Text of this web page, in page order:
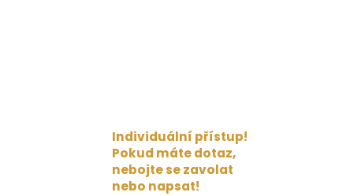
Individuální přístup!
Pokud máte dotaz,
nebojte se zavolat
nebo napsat!